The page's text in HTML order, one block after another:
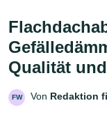
Qualität
FW Von Redaktion